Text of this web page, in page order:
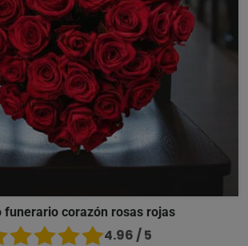
funerario corazón rosas rojas
4.96 / 5